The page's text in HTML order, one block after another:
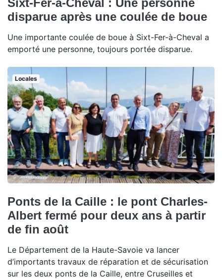
Sixt-Fer-à-Cheval : Une personne
disparue après une coulée de boue
Une importante coulée de boue à Sixt-Fer-à-Cheval a
emporté une personne, toujours portée disparue.
Locales
Ponts de la Caille : le pont Charles-
Albert fermé pour deux ans à partir
de fin août
Le Département de la Haute-Savoie va lancer
d’importants travaux de réparation et de sécurisation
sur les deux ponts de la Caille, entre Cruseilles et